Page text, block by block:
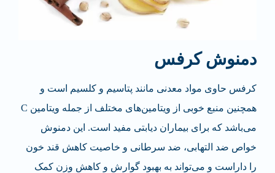
دمنوش کرفس
کرفس حاوی مواد معدنی مانند پتاسیم و کلسیم است و
همچنین منبع خوبی از ویتامین‌های مختلف از جمله ویتامین C
می‌باشد که برای بیماران دیابتی مفید است. این دمنوش
خواص ضد التهابی، ضد سرطانی و خاصیت کاهش قند خون
را داراست و می‌تواند به بهبود گوارش و کاهش وزن کمک